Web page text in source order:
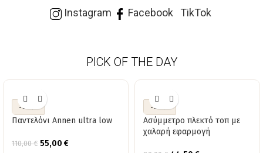
Instagram Facebook TikTok
PICK OF THE DAY
-50%
Παντελόνι Annen ultra low
110,00€ 55,00 €
-50%
Ασύμμετρο πλεκτό τοπ με
χαλαρή εφαρμογή